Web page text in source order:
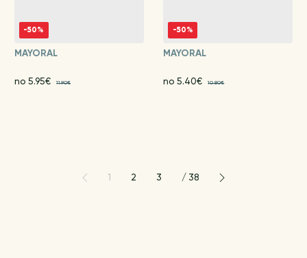
-50%
MAYORAL
no 5.95€ 11.90€
-50%
MAYORAL
no 5.40€ 10.80€
1 2 3 / 38